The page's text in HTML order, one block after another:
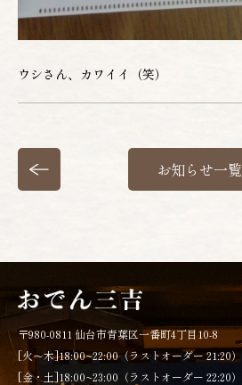
ウシさん、カワイイ（笑）
お知らせ一覧
〒980-0811 仙台市青葉区一番町4丁目10-8
[火～木]18:00~22:00（ラストオーダー 21:20）
[金・土]18:00~23:00（ラストオーダー 22:20）